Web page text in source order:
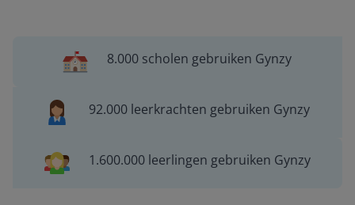
8.000 scholen gebruiken Gynzy
92.000 leerkrachten gebruiken Gynzy
1.600.000 leerlingen gebruiken Gynzy